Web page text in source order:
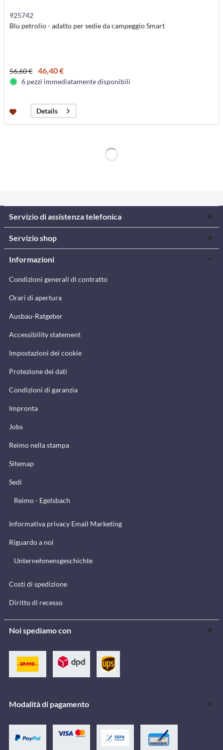
925742
Blu petrolio - adatto per sedie da campeggio Smart
56,60 € 46,40 €
6 pezzi immediatamente disponibili
Details
Servizio di assistenza telefonica
Servizio shop
Informazioni
Condizioni generali di contratto
Orari di apertura
Ausbau-Ratgeber
Accessibility statement
Impostazioni dei cookie
Protezione dei dati
Condizioni di garanzia
Impronta
Jobs
Reimo nella stampa
Sitemap
Sedi
Reimo - Egelsbach
Informativa privacy Email Marketing
Riguardo a noi
Unternehmensgeschichte
Costi di spedizione
Diritto di recesso
Noi spediamo con
Modalità di pagamento